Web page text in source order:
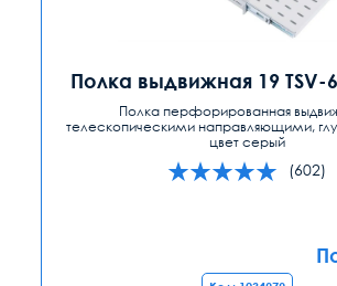
Полка выдвижная 19 TSV-
Полка перфорированная
телескопическими направляющими,
цвет серый
(602)